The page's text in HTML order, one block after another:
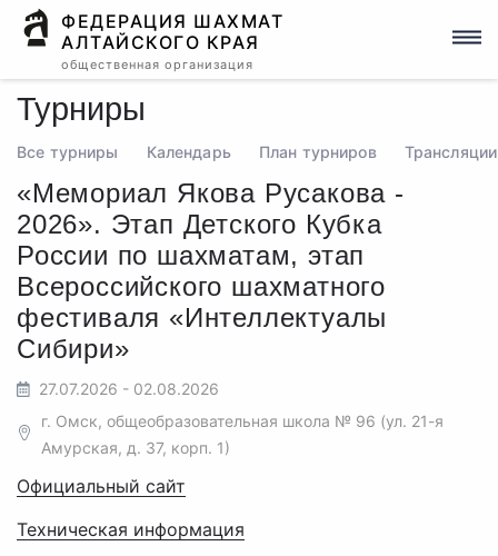
ФЕДЕРАЦИЯ ШАХМАТ
АЛТАЙСКОГО КРАЯ
общественная организация
Турниры
Все турниры Календарь План турниров Трансляции
«Мемориал Якова Русакова -
2026». Этап Детского Кубка
России по шахматам, этап
Всероссийского шахматного
фестиваля «Интеллектуалы
Сибири»
27.07.2026 - 02.08.2026
г. Омск, общеобразовательная школа № 96 (ул. 21-я
Амурская, д. 37, корп. 1)
Официальный сайт
Техническая информация